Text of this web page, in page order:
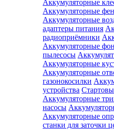
Аккумуляторные
Аккумуляторные
Аккумуляторные
адаптеры питания
радиоприёмники
Аккумуляторные
пылесосы
Аккумуляторные
Аккумуляторные
газонокосилки
устройства
Аккумуляторные
насосы
Аккумуляторные
станки для заточки